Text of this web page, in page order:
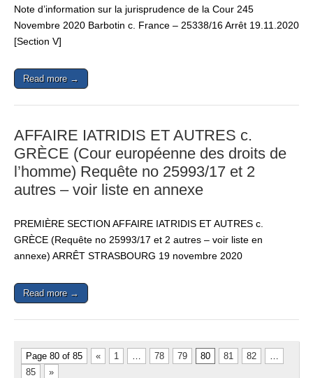
Note d’information sur la jurisprudence de la Cour 245
Novembre 2020 Barbotin c. France – 25338/16 Arrêt 19.11.2020
[Section V]
Read more →
AFFAIRE IATRIDIS ET AUTRES c.
GRÈCE (Cour européenne des droits de
l’homme) Requête no 25993/17 et 2
autres – voir liste en annexe
PREMIÈRE SECTION AFFAIRE IATRIDIS ET AUTRES c.
GRÈCE (Requête no 25993/17 et 2 autres – voir liste en
annexe) ARRÊT STRASBOURG 19 novembre 2020
Read more →
Page 80 of 85 « 1 … 78 79 80 81 82
…
85
»